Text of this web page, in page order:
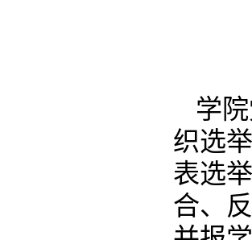
学
织选
表选
合、